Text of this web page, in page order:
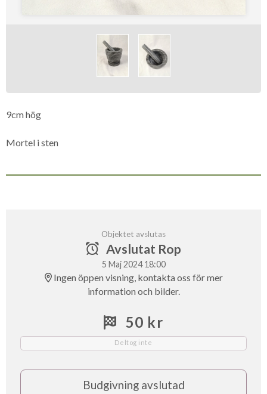
9cm hög
Mortel i sten
Objektet avslutas
Avslutat Rop
5 Maj 2024 18:00
Ingen öppen visning, kontakta oss för mer
information och bilder.
50 kr
Deltog inte
Budgivning avslutad